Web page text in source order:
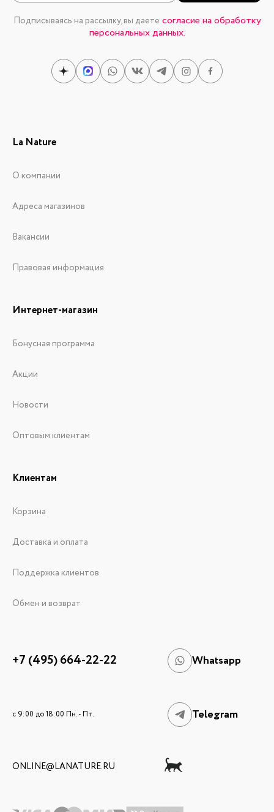
Подписываясь на рассылку, вы даете согласие на обработку
персональных данных.
La Nature
О компании
Адреса магазинов
Вакансии
Правовая информация
Интернет-магазин
Бонусная программа
Акции
Новости
Оптовым клиентам
Клиентам
Корзина
Доставка и оплата
Поддержка клиентов
Обмен и возврат
+7 (495) 664-22-22 Whatsapp
c 9:00 до 18:00 Пн. - Пт. Telegram
ONLINE@LANATURE.RU